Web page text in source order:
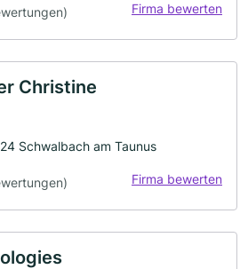
Firma bewerten
Christine
Schwalbach am Taunus
Firma bewerten